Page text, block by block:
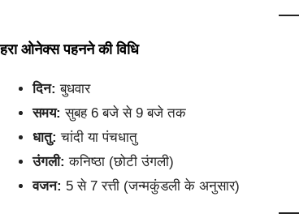
हरा ओनेक्स पहनने की विधि
दिन: बुधवार
समय: सुबह 6 बजे से 9 बजे तक
धातु: चांदी या पंचधातु
उंगली: कनिष्ठा (छोटी उंगली)
वजन: 5 से 7 रत्ती (जन्मकुंडली के अनुसार)